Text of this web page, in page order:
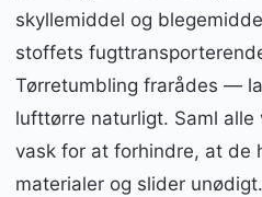
skyllemiddel og
stoffets
Tørretumbling frarådes —
lufttørre naturligt. Saml alle
vask for at forhindre, at de
materialer og slider unødigt.